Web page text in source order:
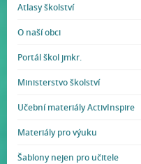
Atlasy školství
O naší obci
Portál škol jmkr.
Ministerstvo školství
Učební materiály ActivInspire
Materiály pro výuku
Šablony nejen pro učitele